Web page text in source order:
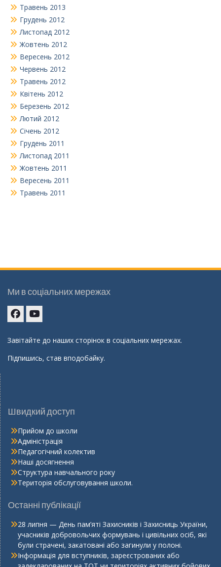
Травень 2013
Грудень 2012
Листопад 2012
Жовтень 2012
Вересень 2012
Червень 2012
Травень 2012
Квітень 2012
Березень 2012
Лютий 2012
Січень 2012
Грудень 2011
Листопад 2011
Жовтень 2011
Вересень 2011
Травень 2011
Ми в соціальних мережах
Завітайте до наших сторінок в соціальних мережах.
Підпишись, став вподобайку.
Швидкий доступ
Прийом до школи
Адміністрація
Педагогічний колектив
Наші досягнення
Структура навчального року
Територія обслуговування школи.
Останні публікації
28 липня — День пам’яті Захисників і Захисниць України,
учасників добровольчих формувань і цивільних осіб, які
були страчені, закатовані або загинули у полоні.
Інформація для вступників, зареєстрованих або